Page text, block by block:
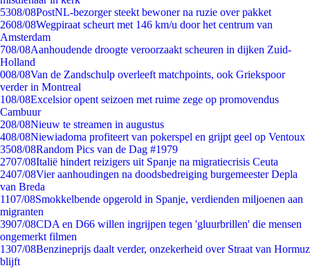
5308/08PostNL-bezorger steekt bewoner na ruzie over pakket
2608/08Wegpiraat scheurt met 146 km/u door het centrum van
Amsterdam
708/08Aanhoudende droogte veroorzaakt scheuren in dijken Zuid-
Holland
008/08Van de Zandschulp overleeft matchpoints, ook Griekspoor
verder in Montreal
108/08Excelsior opent seizoen met ruime zege op promovendus
Cambuur
208/08Nieuw te streamen in augustus
408/08Niewiadoma profiteert van pokerspel en grijpt geel op Ventoux
3508/08Random Pics van de Dag #1979
2707/08Italië hindert reizigers uit Spanje na migratiecrisis Ceuta
2407/08Vier aanhoudingen na doodsbedreiging burgemeester Depla
van Breda
1107/08Smokkelbende opgerold in Spanje, verdienden miljoenen aan
migranten
3907/08CDA en D66 willen ingrijpen tegen 'gluurbrillen' die mensen
ongemerkt filmen
1307/08Benzineprijs daalt verder, onzekerheid over Straat van Hormuz
blijft